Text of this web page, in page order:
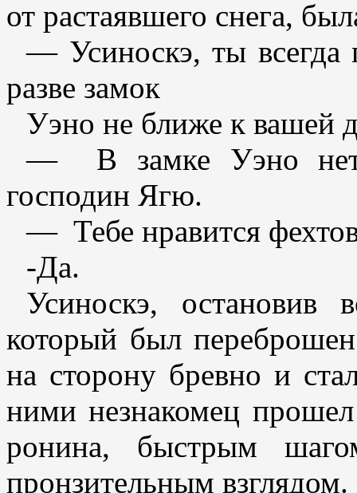
от растаявшего снега,
— Усиноскэ, ты всегда
разве замок
Уэно не ближе к вашей
— В замке Уэно нет
господин Ягю.
— Тебе нравится
-Да.
Усиноскэ, остановив
который был
на сторону бревно и
ними незнакомец
ронина, быстрым
пронзительным взглядом.